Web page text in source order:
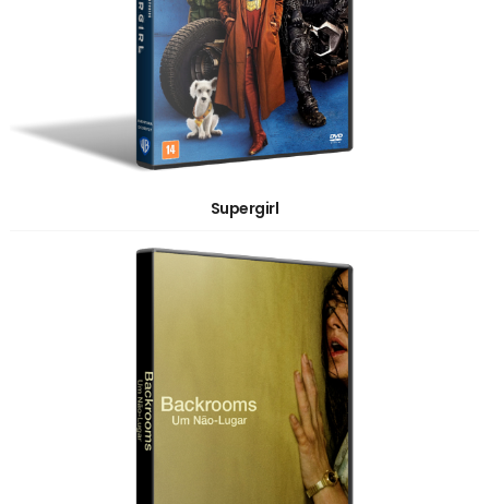
Supergirl